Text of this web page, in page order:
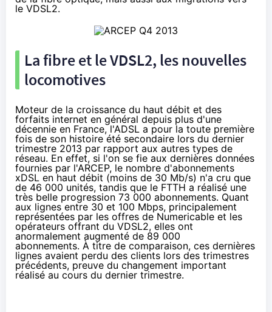
le VDSL2.
La fibre et leVDSL2, les nouvelles
locomotives
Moteur de la croissance du haut débit et des
forfaits internet en général depuis plus d'une
décennie en France, l'ADSL a pour la toute première
fois de son histoire été secondaire lors du dernier
trimestre 2013 par rapport aux autres types de
réseau. En effet, si l'on se fie aux dernières données
fournies par l'ARCEP, le nombre d'abonnements
xDSL en haut débit (moins de 30 Mb/s) n'a cru que
de 46 000 unités, tandis que le FTTH a réalisé une
très belle progression 73 000 abonnements. Quant
aux lignes entre 30 et 100 Mbps, principalement
représentées par les offres de Numericable et les
opérateurs offrant du VDSL2, elles ont
anormalement augmenté de 89 000
abonnements. À titre de comparaison, ces dernières
lignes avaient perdu des clients lors des trimestres
précédents, preuve du changement important
réalisé au cours du dernier trimestre.